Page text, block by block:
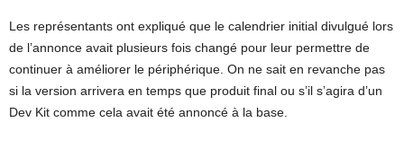
Les représentants ont expliqué que le calendrier initial divulgué lors
de l’annonce avait plusieurs fois changé pour leur permettre de
continuer à améliorer le périphérique. On ne sait en revanche pas
si la version arrivera en temps que produit final ou s’il s’agira d’un
Dev Kit comme cela avait été annoncé à la base.